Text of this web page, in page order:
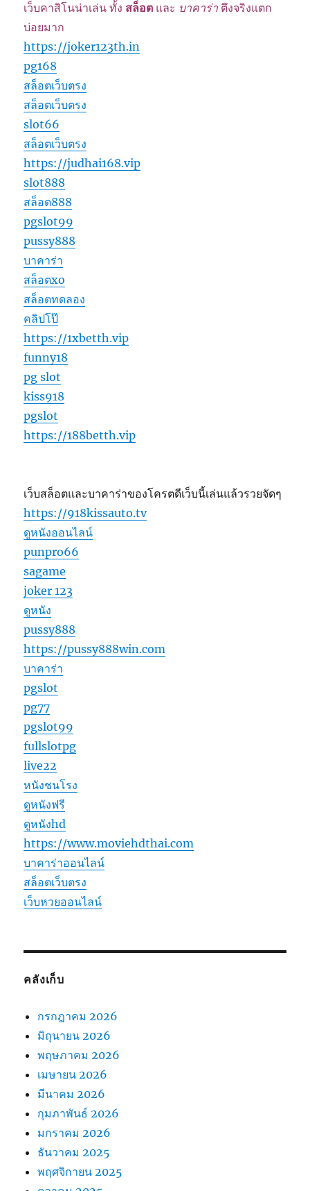
เว็บคาสิโนน่าเล่น ทั้ง สล็อต และ บาคาร่า ตึงจริงแตก
บ่อยมาก
https://joker123th.in
pg168
สล็อตเว็บตรง
สล็อตเว็บตรง
slot66
สล็อตเว็บตรง
https://judhai168.vip
slot888
สล็อต888
pgslot99
pussy888
บาคาร่า
สล็อตxo
สล็อตทดลอง
คลิปโป๊
https://1xbetth.vip
funny18
pg slot
kiss918
pgslot
https://188betth.vip
เว็บสล็อตและบาคาร่าของโครตดีเว็บนี้เล่นแล้วรวยจัดๆ
https://918kissauto.tv
ดูหนังออนไลน์
punpro66
sagame
joker 123
ดูหนัง
pussy888
https://pussy888win.com
บาคาร่า
pgslot
pg77
pgslot99
fullslotpg
live22
หนังชนโรง
ดูหนังฟรี
ดูหนังhd
https://www.moviehdthai.com
บาคาร่าออนไลน์
สล็อตเว็บตรง
เว็บหวยออนไลน์
คลังเก็บ
กรกฎาคม 2026
มิถุนายน 2026
พฤษภาคม 2026
เมษายน 2026
มีนาคม 2026
กุมภาพันธ์ 2026
มกราคม 2026
ธันวาคม 2025
พฤศจิกายน 2025